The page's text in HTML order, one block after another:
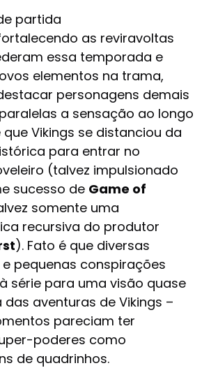
partida
as reviravoltas
essa temporada e
elementos na trama,
personagens demais
a sensação ao longo
Vikings se distanciou da
para entrar no
(talvez impulsionado
sucesso de Game of
somente uma
recursiva do produtor
). Fato é que diversas
pequenas conspirações
série para uma visão quase
aventuras de Vikings –
pareciam ter
poderes como
de quadrinhos.